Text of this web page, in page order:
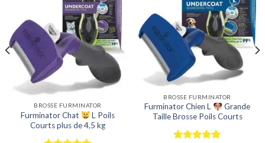
BROSSE FURMINATOR
Furminator Chat
L Poils
Courts plus de 4,5 kg
BROSSE FURMINATOR
Furminator Chien L
Grande
Taille Brosse Poils Courts